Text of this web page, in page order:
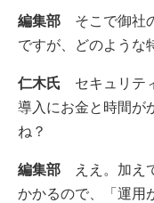
編集部 そこで御社
ですが、どのような
仁木氏 セキュリテ
導入にお金と時間が
ね？
編集部 ええ。加え
かかるので、「運用